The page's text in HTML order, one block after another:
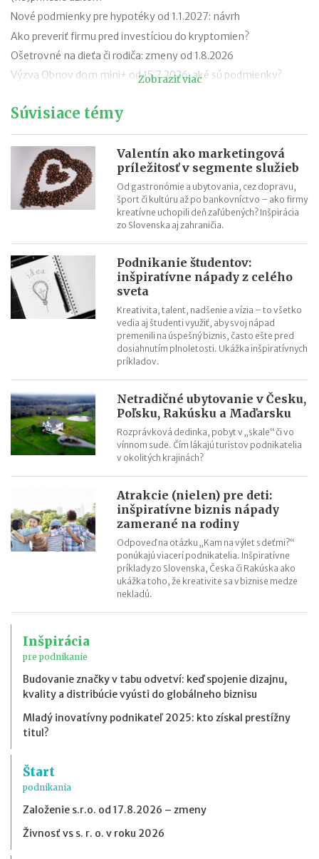
Nové podmienky pre hypotéky od 1.1.2027: návrh
Ako preveriť firmu pred investíciou do kryptomien?
Ošetrovné na dieťa či rodiča: zmeny od 1.8.2026
Výzva Obnov dom mini+ od 15.7.2026: aké sú podmienky?
činnosti (AML zákon)
Sviatok sv. Cyrila a Metoda 2026 už bez zatvorených obchodov
Nabíjanie elektromobilu v zahraničí: roaming, aplikácie,
plánovanie cesty
ChatGPT, Gemini a ďalšie AI nástroje: daňové povinnosti pri
Zobraziť viac
Súvisiace témy
Valentín ako marketingová
príležitosť v segmente služieb
Od gastronómie a ubytovania, cez dopravu,
šport či kultúru až po bankovníctvo – ako firmy
kreatívne uchopili deň zaľúbených? Inšpirácia
zo Slovenska aj zahraničia.
Podnikanie študentov:
inšpiratívne nápady z celého
sveta
Kreativita, talent, nadšenie a vízia – to všetko
vedia aj študenti využiť, aby svoj nápad
premenili na úspešný biznis, často ešte pred
dosiahnutím plnoletosti. Ukážka inšpiratívnych
príkladov.
Netradičné ubytovanie v Česku,
Poľsku, Rakúsku a Maďarsku
Rozprávková dedinka, pobyt v „skale“ či vo
vínnom sude. Čím lákajú turistov podnikatelia
v okolitých krajinách?
Atrakcie (nielen) pre deti:
inšpiratívne biznis nápady
zamerané na rodiny
Odpoveď na otázku „Kam na výlet s deťmi?“
ponúkajú viacerí podnikatelia. Inšpiratívne
príklady zo Slovenska, Česka či Rakúska ako
ukážka toho, že kreativite sa v biznise medze
nekladú.
Inšpirácia
pre podnikanie
Budovanie značky v tabu odvetví: keď spojenie dizajnu,
kvality a distribúcie vyústi do globálneho biznisu
Mladý inovatívny podnikateľ 2025: kto získal prestížny
titul?
Štart
podnikania
Založenie s.r.o. od 17.8.2026 – zmeny
Živnosť vs s. r. o. v roku 2026